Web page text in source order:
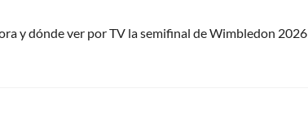
y dónde ver por TV la semifinal de Wimbledon 2026